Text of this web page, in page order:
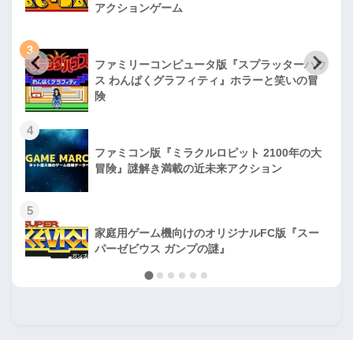
アクションゲーム
3
ファミリーコンピュータ版『スプラッターハウ
ス わんぱくグラフィティ』ホラーと笑いの冒
険
4
ファミコン版『ミラクルロピット 2100年の大
冒険』謎解き満載の近未来アクション
5
家庭用ゲーム機向けのオリジナルFC版『スー
パーゼビウス ガンプの謎』